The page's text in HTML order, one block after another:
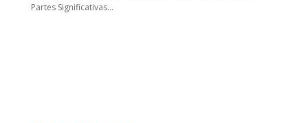
Partes Significativas...